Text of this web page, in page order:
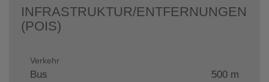
INFRASTRUKTUR/ENTFERNUNGEN
(POIS)
Verkehr
Bus
500 m